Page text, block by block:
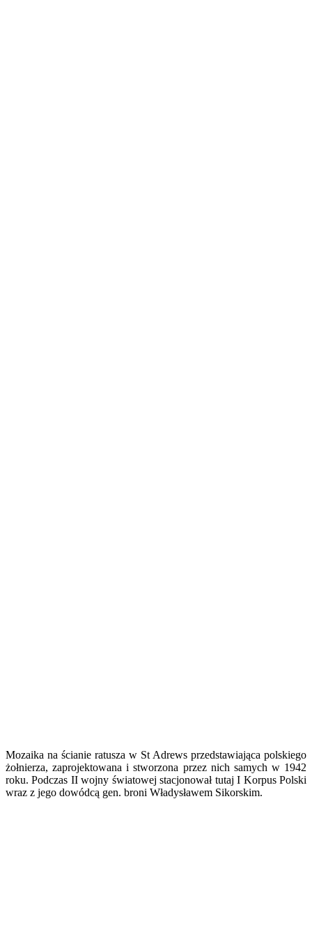
Mozaika na ścianie ratusza w St Adrews przedstawiająca polskiego
żołnierza, zaprojektowana i stworzona przez nich samych w 1942
roku. Podczas II wojny światowej stacjonował tutaj I Korpus Polski
wraz z jego dowódcą gen. broni Władysławem Sikorskim.